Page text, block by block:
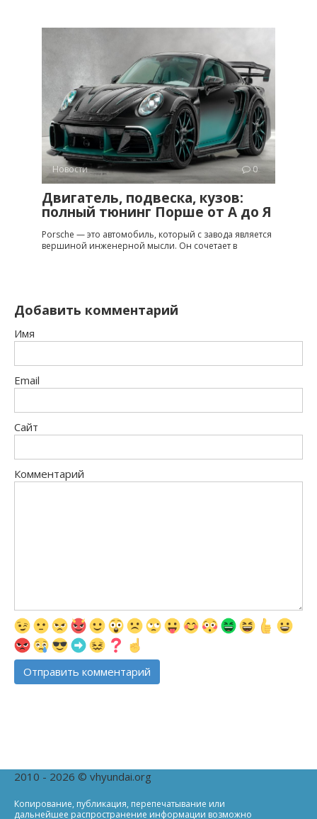
Новости 0
Двигатель, подвеска, кузов:
полный тюнинг Порше от A до Я
Porsche — это автомобиль, который с завода является
вершиной инженерной мысли. Он сочетает в
Добавить комментарий
Имя
Email
Сайт
Комментарий
2010 - 2026 © vhyundai.org
Копирование, публикация, перепечатывание или
дальнейшее распространение информации возможно